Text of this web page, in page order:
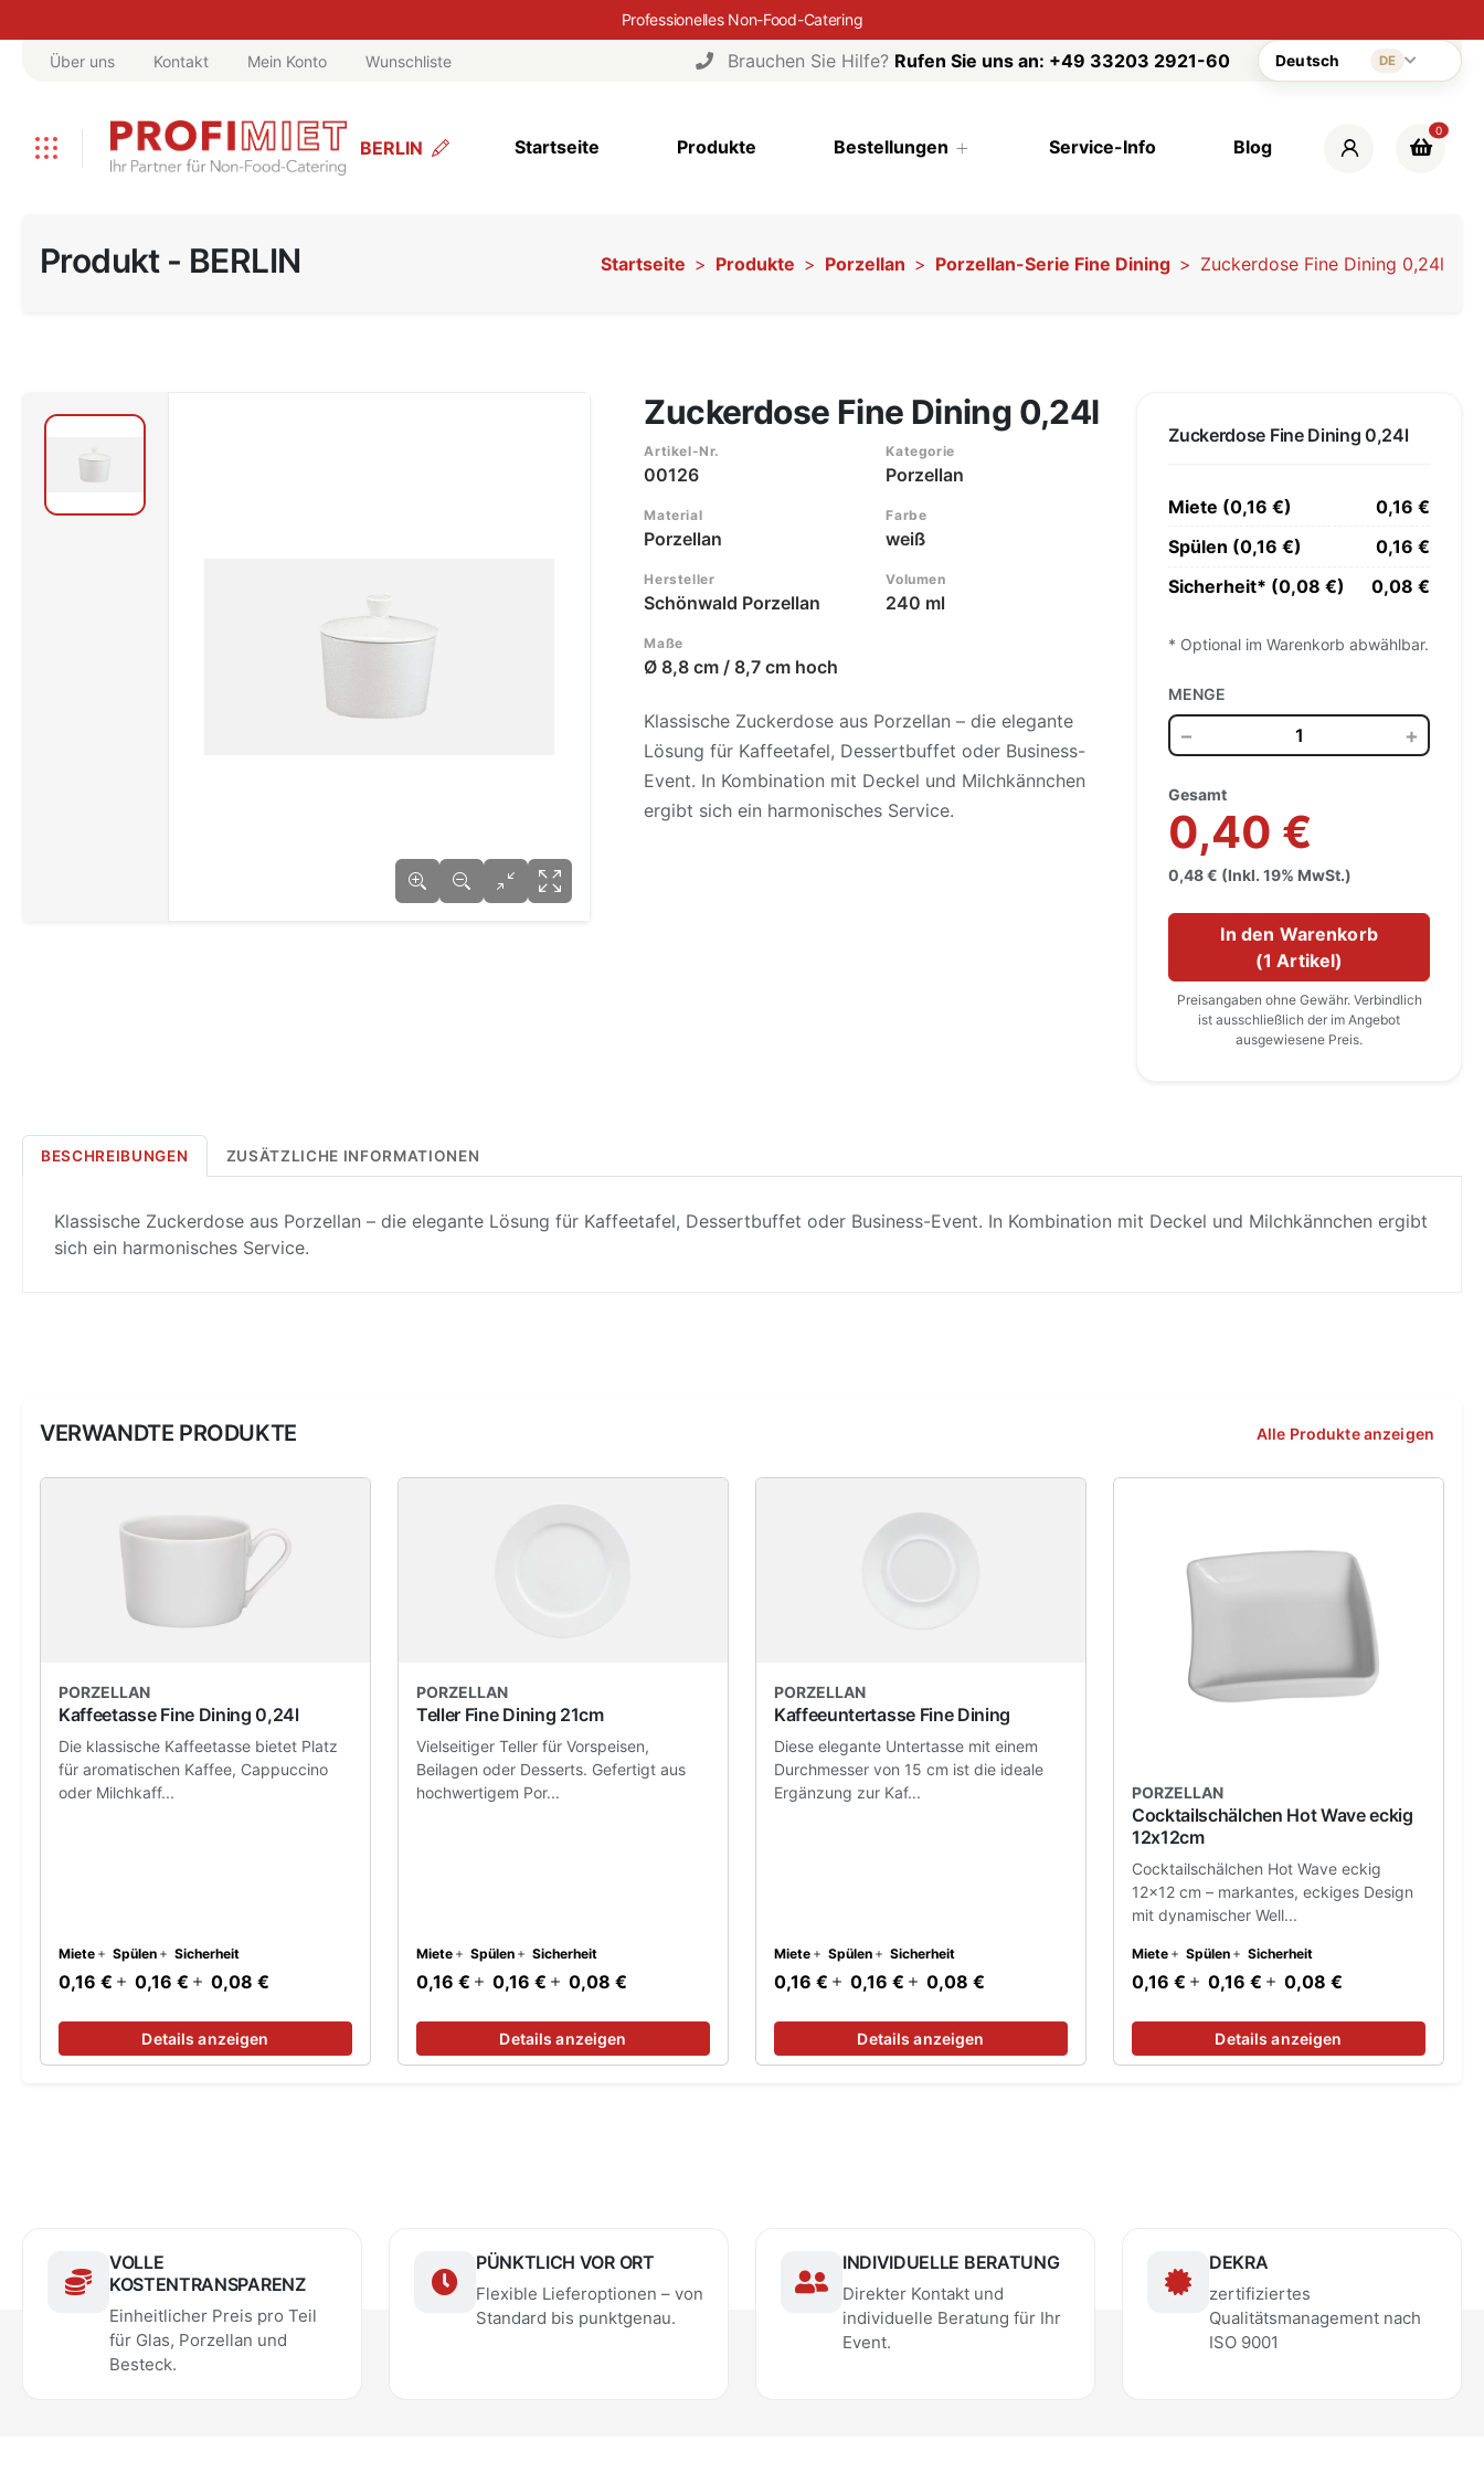
Professionelles Non-Food-Catering
Über uns Kontakt Mein Konto Wunschliste Brauchen Sie Hilfe? Rufen Sie uns an: +49 33203 2921-60 Deutsch DE
BERLIN Startseite Produkte Bestellungen Service-Info Blog
0
Produkt - BERLIN Startseite Produkte Porzellan Porzellan-Serie Fine Dining Zuckerdose Fine Dining 0,24l
Zuckerdose Fine Dining 0,24l
Artikel-Nr.
00126
Kategorie
Porzellan
Material
Porzellan
Farbe
weiß
Hersteller
Schönwald Porzellan
Volumen
240 ml
Maße
Ø 8,8 cm / 8,7 cm hoch
Klassische Zuckerdose aus Porzellan – die elegante
Lösung für Kaffeetafel, Dessertbuffet oder Business-
Event. In Kombination mit Deckel und Milchkännchen
ergibt sich ein harmonisches Service.
Zuckerdose Fine Dining 0,24l
Miete (0,16 €)
0,16 €
Spülen (0,16 €)
0,16 €
Sicherheit* (0,08 €)
0,08 €
* Optional im Warenkorb abwählbar.
MENGE
− +
Gesamt
0,40 €
0,48 € (Inkl. 19% MwSt.)
In den Warenkorb
(1 Artikel)
Preisangaben ohne Gewähr. Verbindlich
ist ausschließlich der im Angebot
ausgewiesene Preis.
BESCHREIBUNGEN ZUSÄTZLICHE INFORMATIONEN
Klassische Zuckerdose aus Porzellan – die elegante Lösung für Kaffeetafel, Dessertbuffet oder Business-Event. In Kombination mit Deckel und Milchkännchen ergibt
sich ein harmonisches Service.
VERWANDTE PRODUKTE Alle Produkte anzeigen
PORZELLAN
Kaffeetasse Fine Dining 0,24l
Die klassische Kaffeetasse bietet Platz
für aromatischen Kaffee, Cappuccino
oder Milchkaff...
Miete Spülen Sicherheit
0,16 € 0,16 € 0,08 €
Details anzeigen
PORZELLAN
Teller Fine Dining 21cm
Vielseitiger Teller für Vorspeisen,
Beilagen oder Desserts. Gefertigt aus
hochwertigem Por...
Miete Spülen Sicherheit
0,16 € 0,16 € 0,08 €
Details anzeigen
PORZELLAN
Kaffeeuntertasse Fine Dining
Diese elegante Untertasse mit einem
Durchmesser von 15 cm ist die ideale
Ergänzung zur Kaf...
Miete Spülen Sicherheit
0,16 € 0,16 € 0,08 €
Details anzeigen
PORZELLAN
Cocktailschälchen Hot Wave eckig
12x12cm
Cocktailschälchen Hot Wave eckig
12x12 cm – markantes, eckiges Design
mit dynamischer Well...
Miete Spülen Sicherheit
0,16 € 0,16 € 0,08 €
Details anzeigen
VOLLE
KOSTENTRANSPARENZ
Einheitlicher Preis pro Teil
für Glas, Porzellan und
Besteck.
PÜNKTLICH VOR ORT
Flexible Lieferoptionen – von
Standard bis punktgenau.
INDIVIDUELLE BERATUNG
Direkter Kontakt und
individuelle Beratung für Ihr
Event.
DEKRA
zertifiziertes
Qualitätsmanagement nach
ISO 9001